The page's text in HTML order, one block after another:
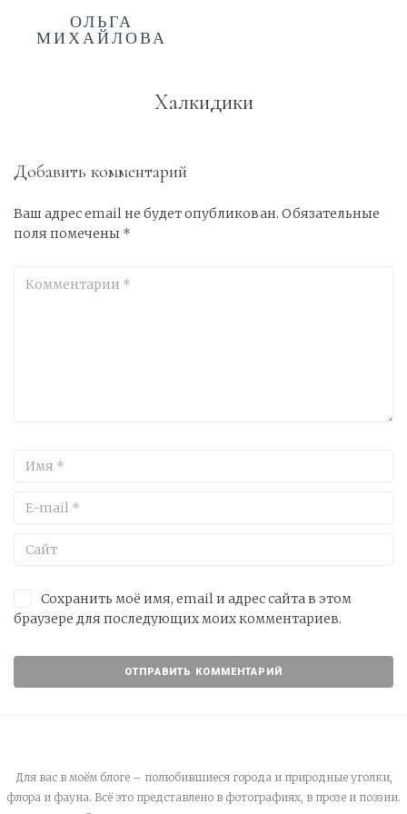
ОЛЬГА
МИХАЙЛОВА
Халкидики
Добавить комментарий
Ваш адрес email не будет опубликован. Обязательные
поля помечены *
Сохранить моё имя, email и адрес сайта в этом
браузере для последующих моих комментариев.
Для вас в моём блоге – полюбившиеся города и природные уголки,
флора и фауна. Всё это представлено в фотографиях, в прозе и поэзии.